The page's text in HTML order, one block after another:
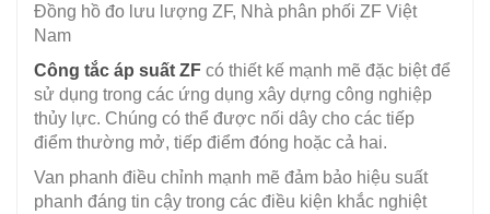
Đồng hồ đo lưu lượng ZF, Nhà phân phối ZF Việt
Nam
Công tắc áp suất ZF có thiết kế mạnh mẽ đặc biệt để
sử dụng trong các ứng dụng xây dựng công nghiệp
thủy lực. Chúng có thể được nối dây cho các tiếp
điểm thường mở, tiếp điểm đóng hoặc cả hai.
Van phanh điều chỉnh mạnh mẽ đảm bảo hiệu suất
phanh đáng tin cậy trong các điều kiện khắc nghiệt